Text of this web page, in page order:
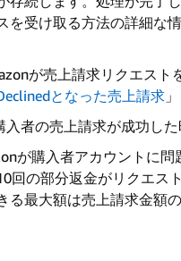
を受け取る方法の詳細な
が売上請求リクエス
となった売上請求
入者の売上請求が成功し
が購入者アカウントに
回の部分返金がリクエス
る最大額は売上請求金額